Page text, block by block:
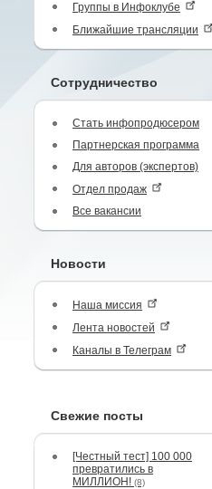
Группы в Инфоклубе
Ближайшие трансляции
Сотрудничество
Стать инфопродюсером
Партнерская программа
Для авторов (экспертов)
Отдел продаж
Все вакансии
Новости
Наша миссия
Лента новостей
Каналы в Телеграм
Свежие посты
[Честный тест] 100 000
превратились в
МИЛЛИОН! (8)